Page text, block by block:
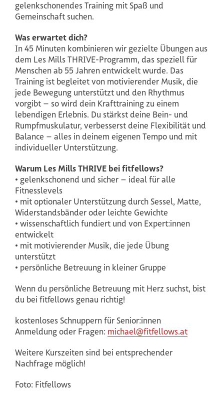
gelenkschonendes Training mit Spaß und
Gemeinschaft suchen.
Was erwartet dich?
In 45 Minuten kombinieren wir gezielte Übungen aus
dem Les Mills THRIVE-Programm, das speziell für
Menschen ab 55 Jahren entwickelt wurde. Das
Training ist begleitet von motivierender Musik, die
jede Bewegung unterstützt und den Rhythmus
vorgibt – so wird dein Krafttraining zu einem
lebendigen Erlebnis. Du stärkst deine Bein- und
Rumpfmuskulatur, verbesserst deine Flexibilität und
Balance – alles in deinem eigenen Tempo und mit
individueller Unterstützung.
Warum Les Mills THRIVE bei fitfellows?
• gelenkschonend und sicher – ideal für alle
Fitnesslevels
• mit optionaler Unterstützung durch Sessel, Matte,
Widerstandsbänder oder leichte Gewichte
• wissenschaftlich fundiert und von Expert:innen
entwickelt
• mit motivierender Musik, die jede Übung
unterstützt
• persönliche Betreuung in kleiner Gruppe
Wenn du persönliche Betreuung mit Herz suchst, bist
du bei fitfellows genau richtig!
kostenloses Schnuppern für Senior:innen
Anmeldung oder Fragen: michael@fitfellows.at
Weitere Kurszeiten sind bei entsprechender
Nachfrage möglich!
Foto: Fitfellows